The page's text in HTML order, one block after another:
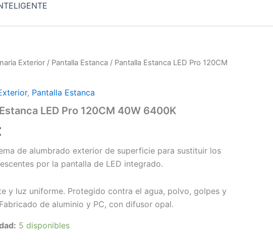
Exterior / Pantalla Estanca / Pantalla Estanca LED Pro 120CM
, Pantalla Estanca
LED Pro 120CM 40W 6400K
de alumbrado exterior de superficie para sustituir los
por la pantalla de LED integrado.
y luz uniforme. Protegido contra el agua, polvo, golpes y
de aluminio y PC, con difusor opal.
5 disponibles